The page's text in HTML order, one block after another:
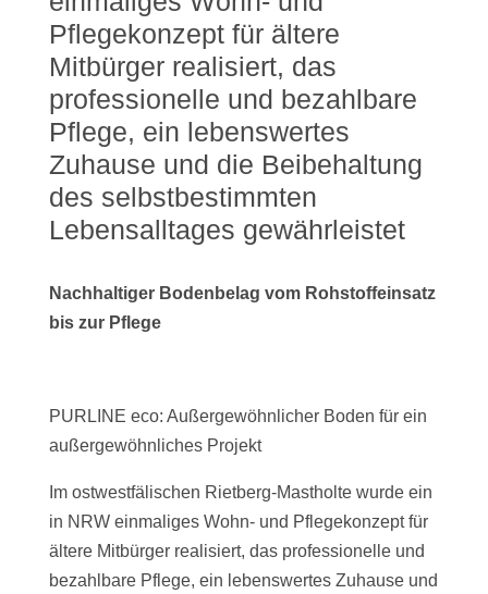
Pflegekonzept für ältere
Mitbürger realisiert, das
professionelle und bezahlbare
Pflege, ein lebenswertes
Zuhause und die Beibehaltung
des selbstbestimmten
Lebensalltages gewährleistet
Nachhaltiger Bodenbelag vom Rohstoffeinsatz
bis zur Pflege
PURLINE eco: Außergewöhnlicher Boden für ein
außergewöhnliches Projekt
Im ostwestfälischen Rietberg-Mastholte wurde ein
in NRW einmaliges Wohn- und Pflegekonzept für
ältere Mitbürger realisiert, das professionelle und
bezahlbare Pflege, ein lebenswertes Zuhause und